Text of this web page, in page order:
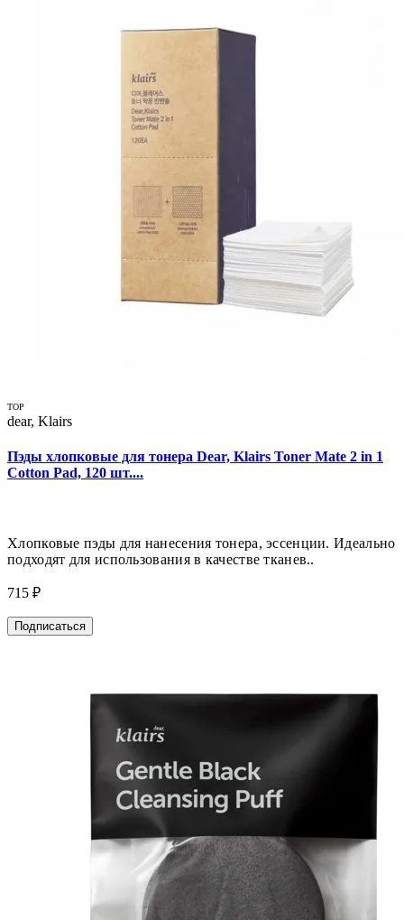
TOP
dear, Klairs
Пэды хлопковые для тонера Dear, Klairs Toner Mate 2 in 1
Сotton Pad, 120 шт....
Хлопковые пэды для нанесения тонера, эссенции. Идеально
подходят для использования в качестве тканев..
715 ₽
Подписаться